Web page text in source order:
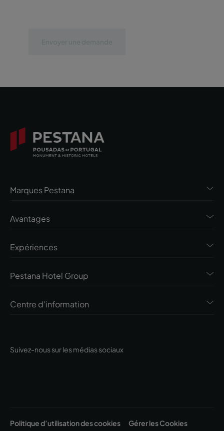
Suivez-nous sur les médias sociaux
Marques Pestana
Avantages
Expériences
Pestana Hotel Group
Centre d'information
Politique d’utilisation des cookies Gérer les Cookies